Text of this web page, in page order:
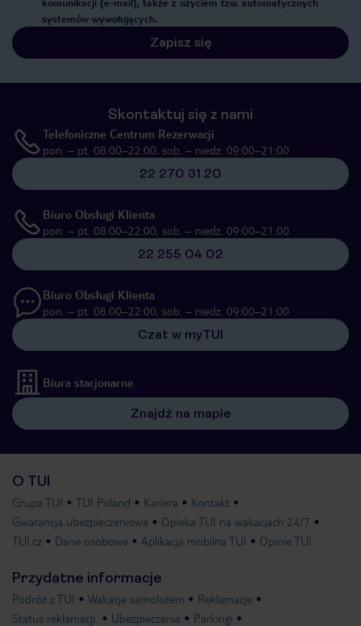
systemów wywołujących.
Zapisz się
Skontaktuj się z nami
Telefoniczne Centrum Rezerwacji
pon. – pt. 08:00–22:00, sob. – niedz. 09:00–21:00
22 270 31 20
Biuro Obsługi Klienta
pon. – pt. 08:00–22:00, sob. – niedz. 09:00–21:00
22 255 04 02
Biuro Obsługi Klienta
pon. – pt. 08:00–22:00, sob. – niedz. 09:00–21:00
Czat w myTUI
Biura stacjonarne
Znajdź na mapie
O TUI
Grupa TUI TUI Poland Kariera
Kontakt
Gwarancja ubezpieczeniowa
Opieka TUI na wakacjach 24/7
TUI.cz
Dane osobowe Aplikacja mobilna TUI Opinie TUI
Przydatne informacje
Podróż z TUI Wakacje samolotem
Reklamacje
Status reklamacji
Ubezpieczenia Parkingi